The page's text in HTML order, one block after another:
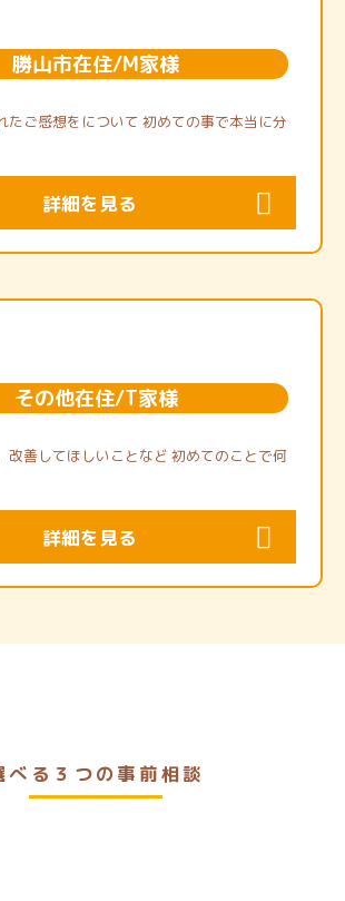
勝山市在住/M家様
ご感想をについて 初めての事で本当に分
詳細を見る
その他在住/T家様
善してほしいことなど 初めてのことで何
詳細を見る
べる３つの事前相談